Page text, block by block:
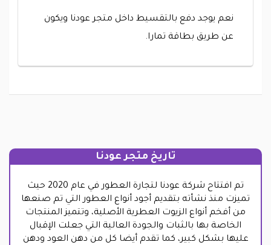
نعم يوجد دفع بالتقسيط داخل متجر عودنا ويكون
عن طريق بطاقة تمارا.
تاريخ متجر عودنا
تم افتتاح شركة عودنا لتجارة العطور في عام 2020 حيث
تميزت منذ نشأته بتقديم أجود أنواع العطور التي تم صنعها
من أفخم أنواع الزيوت العطرية الأصلية، وتتميز المنتجات
الخاصة بها بالثبات والجودة العالية التي جعلت الإقبال
عليها بشكل كبير، كما تقدم أيضا كل من دهن العود ودهن